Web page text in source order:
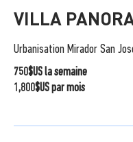
VILLA
Urbanisation Mirador San
750$US la semaine
1,800$US par mois